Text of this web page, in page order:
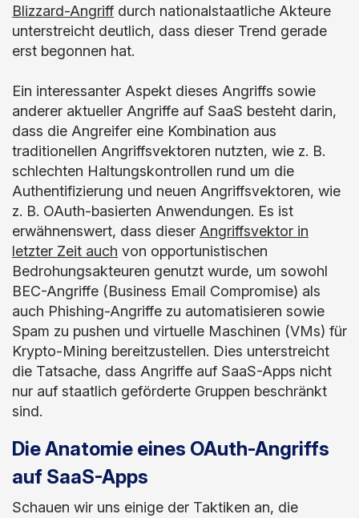
Blizzard-Angriff durch nationalstaatliche Akteure
unterstreicht deutlich, dass dieser Trend gerade
erst begonnen hat.
Ein interessanter Aspekt dieses Angriffs sowie
anderer aktueller Angriffe auf SaaS besteht darin,
dass die Angreifer eine Kombination aus
traditionellen Angriffsvektoren nutzten, wie z. B.
schlechten Haltungskontrollen rund um die
Authentifizierung und neuen Angriffsvektoren, wie
z. B. OAuth-basierten Anwendungen. Es ist
erwähnenswert, dass dieser Angriffsvektor in
letzter Zeit auch von opportunistischen
Bedrohungsakteuren genutzt wurde, um sowohl
BEC-Angriffe (Business Email Compromise) als
auch Phishing-Angriffe zu automatisieren sowie
Spam zu pushen und virtuelle Maschinen (VMs) für
Krypto-Mining bereitzustellen. Dies unterstreicht
die Tatsache, dass Angriffe auf SaaS-Apps nicht
nur auf staatlich geförderte Gruppen beschränkt
sind.
Die Anatomie eines OAuth-Angriffs
auf SaaS-Apps
Schauen wir uns einige der Taktiken an, die